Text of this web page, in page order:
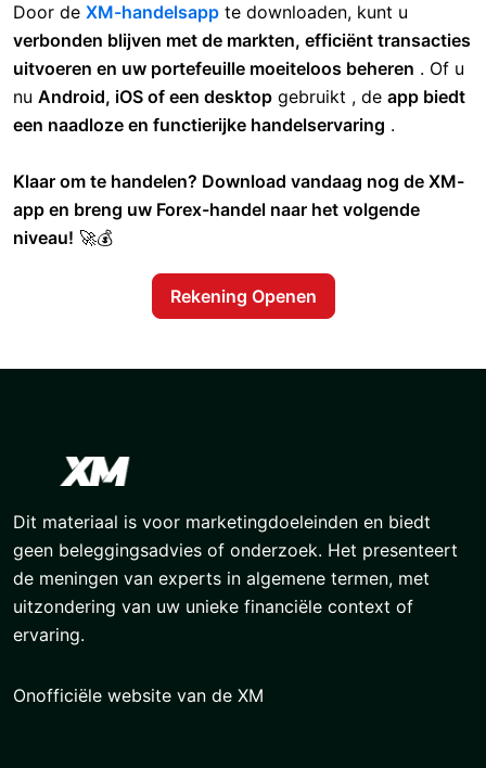
Door de XM-handelsapp te downloaden, kunt u
verbonden blijven met de markten, efficiënt transacties
uitvoeren en uw portefeuille moeiteloos beheren . Of u
nu Android, iOS of een desktop gebruikt , de app biedt
een naadloze en functierijke handelservaring .
Klaar om te handelen? Download vandaag nog de XM-
app en breng uw Forex-handel naar het volgende
niveau! 🚀💰
Rekening Openen
Dit materiaal is voor marketingdoeleinden en biedt
geen beleggingsadvies of onderzoek. Het presenteert
de meningen van experts in algemene termen, met
uitzondering van uw unieke financiële context of
ervaring.
Onofficiële website van de XM